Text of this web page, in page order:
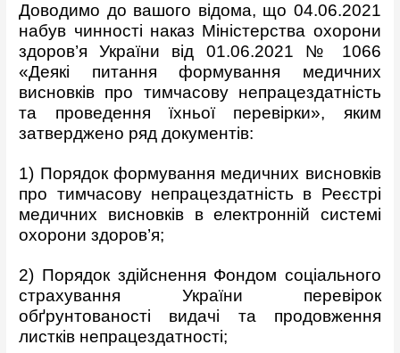
Доводимо до вашого відома, що 04.06.2021
набув чинності наказ Міністерства охорони
здоров’я України від 01.06.2021 № 1066
«Деякі питання формування медичних
висновків про тимчасову непрацездатність
та проведення їхньої перевірки», яким
затверджено ряд документів:
1) Порядок формування медичних висновків
про тимчасову непрацездатність в Реєстрі
медичних висновків в електронній системі
охорони здоров’я;
2) Порядок здійснення Фондом соціального
страхування України перевірок
обґрунтованості видачі та продовження
листків непрацездатності;